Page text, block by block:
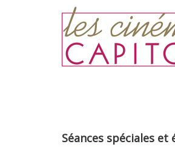
Séances spéciales et